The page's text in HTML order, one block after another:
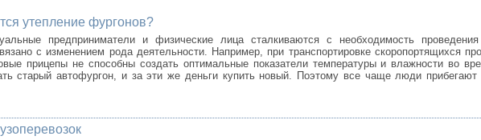
утепление фургонов?
предприниматели и физические лица сталкиваются с необходимость
с изменением рода деятельности. Например, при транспортировке скоропортящихся
прицепы не способны создать оптимальные показатели температуры и влажности во
старый автофургон, и за эти же деньги купить новый. Поэтому все чаще люди прибегают